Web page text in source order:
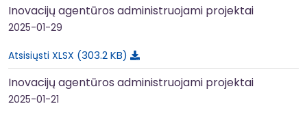
Inovacijų agentūros administruojami projektai
2025-01-29
Atsisiųsti XLSX 303.2 KB
Inovacijų agentūros administruojami projektai
2025-01-21